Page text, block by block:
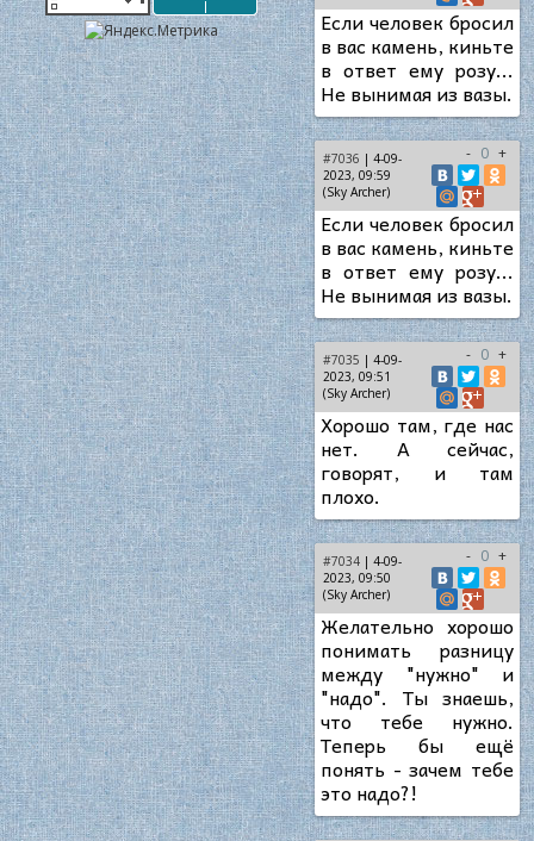
Если человек бросил
в вас камень, киньте
в ответ ему розу...
Не вынимая из вазы.
#7036 | 4-09-
2023, 09:59
(Sky Archer)
- 0 +
Если человек бросил
в вас камень, киньте
в ответ ему розу...
Не вынимая из вазы.
#7035 | 4-09-
2023, 09:51
(Sky Archer)
- 0 +
Хорошо там, где нас
нет. А сейчас,
говорят, и там
плохо.
#7034 | 4-09-
2023, 09:50
(Sky Archer)
- 0 +
Желательно хорошо
понимать разницу
между "нужно" и
"надо". Ты знаешь,
что тебе нужно.
Теперь бы ещё
понять - зачем тебе
это надо?!